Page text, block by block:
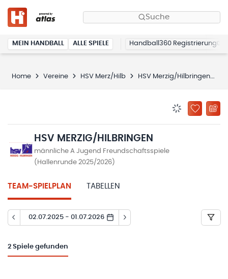
Suche
MEIN HANDBALL ALLE SPIELE Handball360 Registrierung
Home Vereine HSV Merz/Hilb HSV Merzig/Hilbringen
ZU
HSV MERZIG/HILBRINGEN
männliche A Jugend Freundschaftsspiele
(Hallenrunde 2025/2026)
TEAM-SPIELPLAN TABELLEN
02.07.2025 - 01.07.2026
2 Spiele gefunden